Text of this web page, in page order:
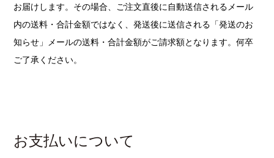
お届けします。その場合、ご注文直後に自動送信されるメール
内の送料・合計金額ではなく、発送後に送信される「発送のお
知らせ」メールの送料・合計金額がご請求額となります。何卒
ご了承ください。
お支払いについて